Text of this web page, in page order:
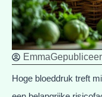
Emma
Hoge bloeddruk treft